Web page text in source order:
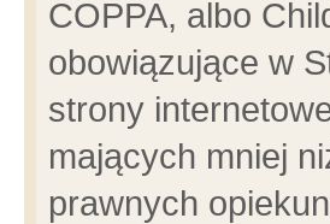
COPPA, albo
obowiązujące w
strony
mających mniej
prawnych